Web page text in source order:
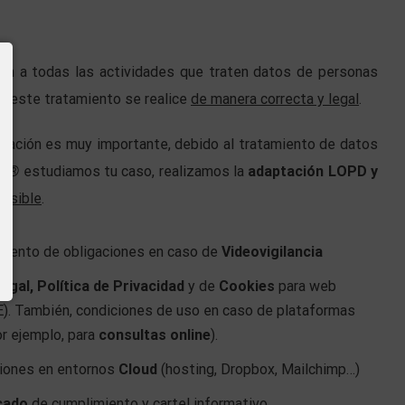
a todas las actividades que traten datos de personas
este tratamiento se realice de manera correcta y legal.
es muy importante, debido al tratamiento de datos
estudiamos tu caso, realizamos la adaptación LOPD y
.
de obligaciones en caso de Videovigilancia
Política de Privacidad y de Cookies para web
También, condiciones de uso en caso de plataformas
ejemplo, para consultas online).
en entornos Cloud (hosting, Dropbox, Mailchimp…)